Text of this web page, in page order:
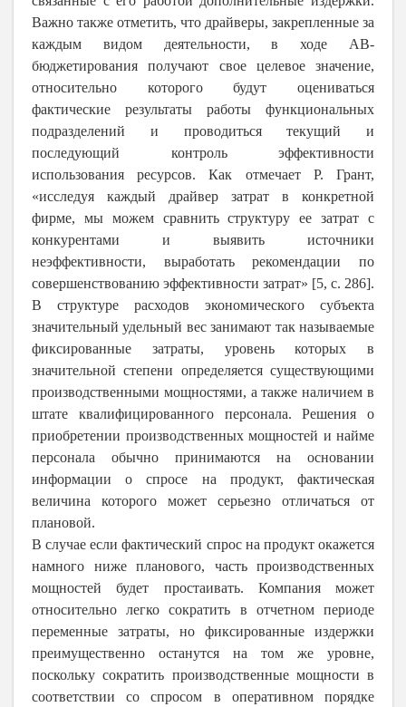
Важно также отметить, что драйверы, закрепленные за
каждым видом деятельности, в ходе АВ-
бюджетирования получают свое целевое значение,
относительно которого будут оцениваться
фактические результаты работы функциональных
подразделений и проводиться текущий и
последующий контроль эффективности
использования ресурсов. Как отмечает Р. Грант,
«исследуя каждый драйвер затрат в конкретной
фирме, мы можем сравнить структуру ее затрат с
конкурентами и выявить источники
неэффективности, выработать рекомендации по
совершенствованию эффективности затрат» [5, с. 286].
В структуре расходов экономического субъекта
значительный удельный вес занимают так называемые
фиксированные затраты, уровень которых в
значительной степени определяется существующими
производственными мощностями, а также наличием в
штате квалифицированного персонала. Решения о
приобретении производственных мощностей и найме
персонала обычно принимаются на основании
информации о спросе на продукт, фактическая
величина которого может серьезно отличаться от
плановой.
В случае если фактический спрос на продукт окажется
намного ниже планового, часть производственных
мощностей будет простаивать. Компания может
относительно легко сократить в отчетном периоде
переменные затраты, но фиксированные издержки
преимущественно останутся на том же уровне,
поскольку сократить производственные мощности в
соответствии со спросом в оперативном порядке